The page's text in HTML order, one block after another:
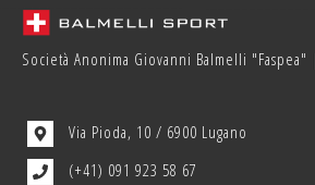
Società Anonima Giovanni Balmelli "Faspea"
Via Pioda, 10 / 6900 Lugano
(+41) 091 923 58 67